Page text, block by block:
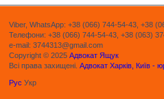
Viber, WhatsApp: +38 (066) 744-54-43, +38
Телефони: +38 (066) 744-54-43, +38 (063)
e-mail: 3744313@gmail.com
Copyright © 2025 Адвокат Ящук
Всі права захищені. Адвокат Харків, Київ -
Рус Укр